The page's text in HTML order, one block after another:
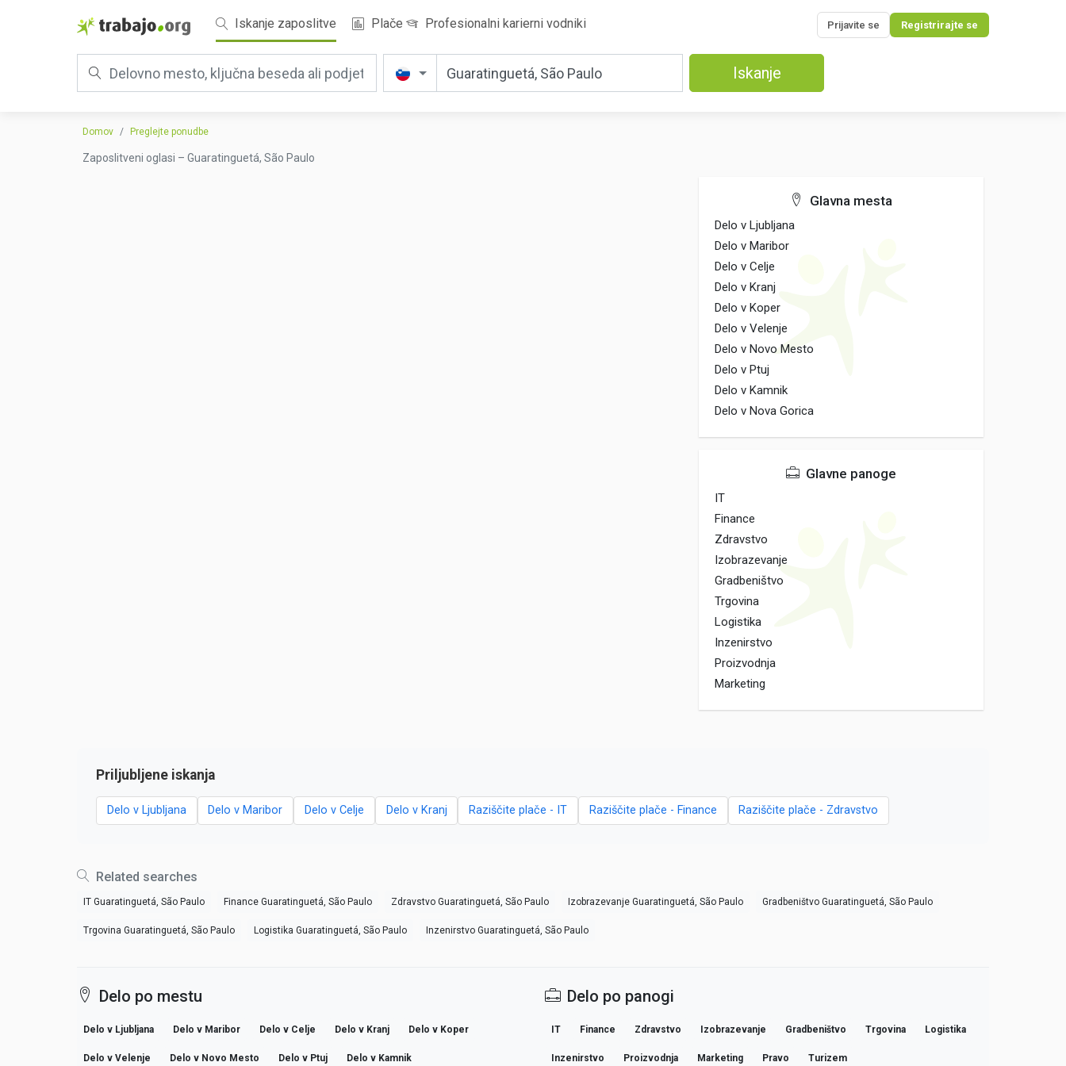
Iskanje zaposlitve Plače Profesionalni karierni vodniki Prijavite se Registrirajte se
Iskanje
Domov Preglejte ponudbe
Zaposlitveni oglasi – Guaratinguetá, São Paulo
Glavna mesta
Delo v Ljubljana
Delo v Maribor
Delo v Celje
Delo v Kranj
Delo v Koper
Delo v Velenje
Delo v Novo Mesto
Delo v Ptuj
Delo v Kamnik
Delo v Nova Gorica
Glavne panoge
IT
Finance
Zdravstvo
Izobrazevanje
Gradbeništvo
Trgovina
Logistika
Inzenirstvo
Proizvodnja
Marketing
Priljubljene iskanja
Delo v Ljubljana Delo v Maribor Delo v Celje Delo v Kranj Raziščite plače - IT Raziščite plače - Finance Raziščite plače - Zdravstvo
Related searches
IT Guaratinguetá, São Paulo Finance Guaratinguetá, São Paulo Zdravstvo Guaratinguetá, São Paulo Izobrazevanje Guaratinguetá, São Paulo Gradbeništvo Guaratinguetá, São Paulo
Trgovina Guaratinguetá, São Paulo Logistika Guaratinguetá, São Paulo Inzenirstvo Guaratinguetá, São Paulo
Delo po mestu
Delo v Ljubljana Delo v Maribor Delo v Celje Delo v Kranj Delo v Koper
Delo v Velenje Delo v Novo Mesto Delo v Ptuj Delo v Kamnik
Delo po panogi
IT Finance Zdravstvo Izobrazevanje Gradbeništvo Trgovina Logistika
Inzenirstvo Proizvodnja Marketing Pravo Turizem